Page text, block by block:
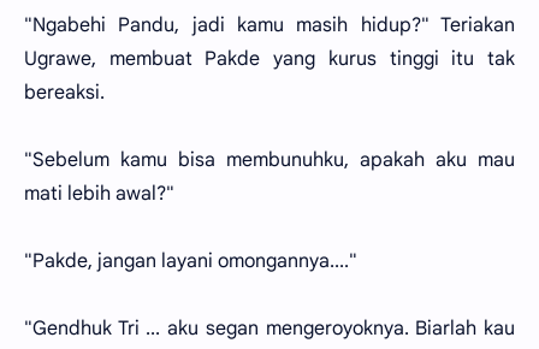
"Ngabehi Pandu, jadi kamu masih hidup?" Teriakan
Ugrawe, membuat Pakde yang kurus tinggi itu tak
bereaksi.
"Sebelum kamu bisa membunuhku, apakah aku mau
mati lebih awal?"
"Pakde, jangan layani omongannya...."
"Gendhuk Tri ... aku segan mengeroyoknya. Biarlah kau